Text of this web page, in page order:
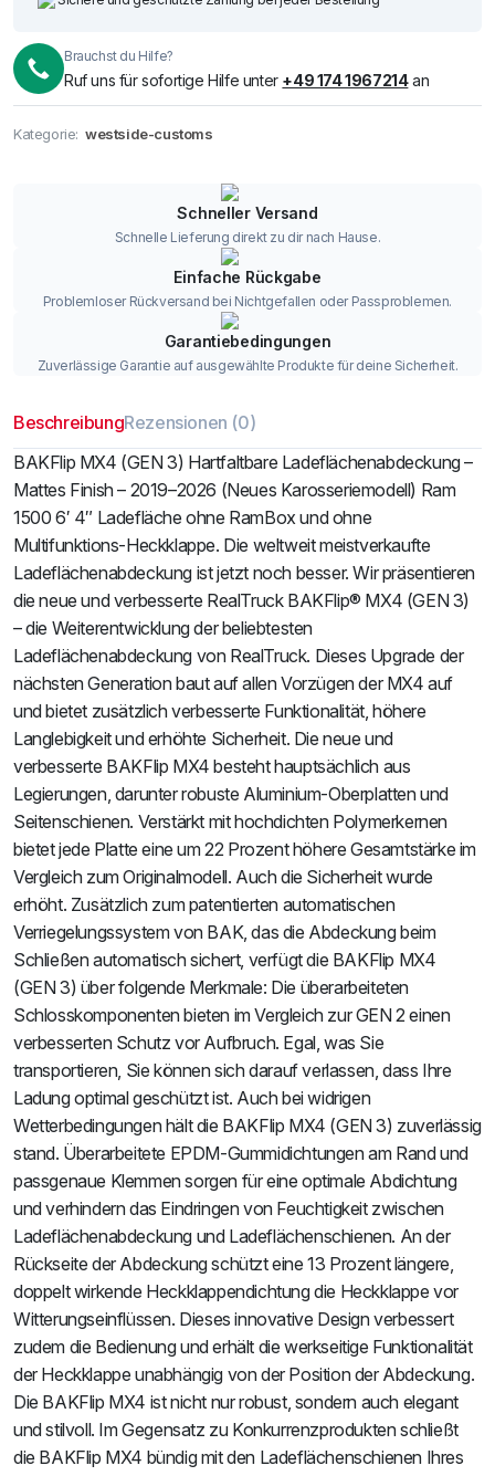
Brauchst du Hilfe?
Ruf uns für sofortige Hilfe unter +49 174 1967214an
Kategorie: westside-customs
Schneller Versand
Schnelle Lieferung direkt zu dir nach Hause.
Einfache Rückgabe
Problemloser Rückversand bei Nichtgefallen oder Passproblemen.
Garantiebedingungen
Zuverlässige Garantie auf ausgewählte Produkte für deine Sicherheit.
BeschreibungRezensionen (0)
BAKFlip MX4 (GEN 3) Hartfaltbare Ladeflächenabdeckung –
Mattes Finish – 2019–2026 (Neues Karosseriemodell) Ram
1500 6′ 4″ Ladefläche ohne RamBox und ohne
Multifunktions-Heckklappe. Die weltweit meistverkaufte
Ladeflächenabdeckung ist jetzt noch besser. Wir präsentieren
die neue und verbesserte RealTruck BAKFlip® MX4 (GEN 3)
– die Weiterentwicklung der beliebtesten
Ladeflächenabdeckung von RealTruck. Dieses Upgrade der
nächsten Generation baut auf allen Vorzügen der MX4 auf
und bietet zusätzlich verbesserte Funktionalität, höhere
Langlebigkeit und erhöhte Sicherheit. Die neue und
verbesserte BAKFlip MX4 besteht hauptsächlich aus
Legierungen, darunter robuste Aluminium-Oberplatten und
Seitenschienen. Verstärkt mit hochdichten Polymerkernen
bietet jede Platte eine um 22 Prozent höhere Gesamtstärke im
Vergleich zum Originalmodell. Auch die Sicherheit wurde
erhöht. Zusätzlich zum patentierten automatischen
Verriegelungssystem von BAK, das die Abdeckung beim
Schließen automatisch sichert, verfügt die BAKFlip MX4
(GEN 3) über folgende Merkmale: Die überarbeiteten
Schlosskomponenten bieten im Vergleich zur GEN 2 einen
verbesserten Schutz vor Aufbruch. Egal, was Sie
transportieren, Sie können sich darauf verlassen, dass Ihre
Ladung optimal geschützt ist. Auch bei widrigen
Wetterbedingungen hält die BAKFlip MX4 (GEN 3) zuverlässig
stand. Überarbeitete EPDM-Gummidichtungen am Rand und
passgenaue Klemmen sorgen für eine optimale Abdichtung
und verhindern das Eindringen von Feuchtigkeit zwischen
Ladeflächenabdeckung und Ladeflächenschienen. An der
Rückseite der Abdeckung schützt eine 13 Prozent längere,
doppelt wirkende Heckklappendichtung die Heckklappe vor
Witterungseinflüssen. Dieses innovative Design verbessert
zudem die Bedienung und erhält die werkseitige Funktionalität
der Heckklappe unabhängig von der Position der Abdeckung.
Die BAKFlip MX4 ist nicht nur robust, sondern auch elegant
und stilvoll. Im Gegensatz zu Konkurrenzprodukten schließt
die BAKFlip MX4 bündig mit den Ladeflächenschienen Ihres